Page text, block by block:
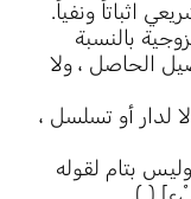
اثباتاً ونفياً.
بالنسبة
الحاصل ، ولا
لدار أو تسلسل ،
بتام لقوله